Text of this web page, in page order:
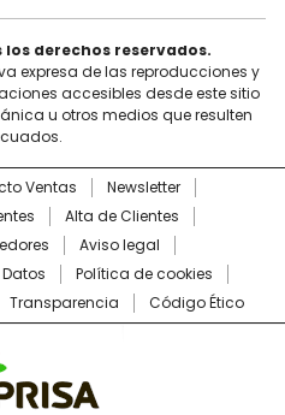
los derechos reservados.
expresa de las reproducciones y
accesibles desde este sitio
u otros medios que resulten
Ventas
Newsletter
Alta de Clientes
Aviso legal
Política de cookies
Transparencia Código Ético